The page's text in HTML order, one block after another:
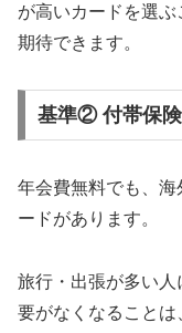
が高いカードを選
期待できます。
基準② 付帯保
年会費無料でも、
ードがあります。
旅行・出張が多い
要がなくなることは